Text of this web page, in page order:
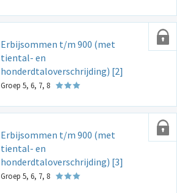
Erbijsommen t/m 900 (met
tiental- en
honderdtaloverschrijding) [2]
Groep 5, 6, 7, 8
Erbijsommen t/m 900 (met
tiental- en
honderdtaloverschrijding) [3]
Groep 5, 6, 7, 8